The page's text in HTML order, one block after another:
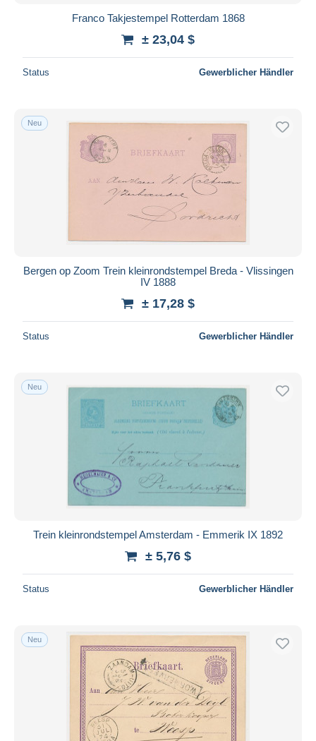
Franco Takjestempel Rotterdam 1868
± 23,04 $
Status Gewerblicher Händler
Neu
Bergen op Zoom Trein kleinrondstempel Breda - Vlissingen
IV 1888
± 17,28 $
Status Gewerblicher Händler
Neu
Trein kleinrondstempel Amsterdam - Emmerik IX 1892
± 5,76 $
Status Gewerblicher Händler
Neu